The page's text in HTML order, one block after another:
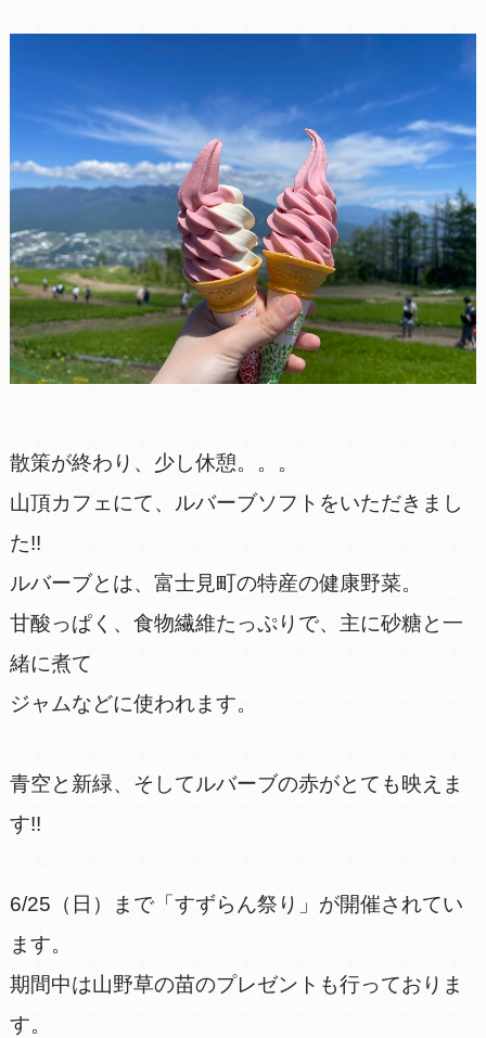
散策が終わり、少し休憩。。。
山頂カフェにて、ルバーブソフトをいただきまし
た!!
ルバーブとは、富士見町の特産の健康野菜。
甘酸っぱく、食物繊維たっぷりで、主に砂糖と一
緒に煮て
ジャムなどに使われます。
青空と新緑、そしてルバーブの赤がとても映えま
す!!
6/25（日）まで「すずらん祭り」が開催されてい
ます。
期間中は山野草の苗のプレゼントも行っておりま
す。